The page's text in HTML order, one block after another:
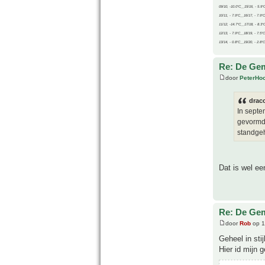
09/10, -10.0°C__15/16, -
10/11, - 7.9°C__16/17, -
11/12, -14.7°C__17/18, -
12/13, - 7.9°C__18/19, - 7.5°C
13/14, - 0.8°C__19/20, - 2.8°C
Re: De
door
In
Dat is wel
Re: De
doorRob op
Geheel in
Hier id mijn